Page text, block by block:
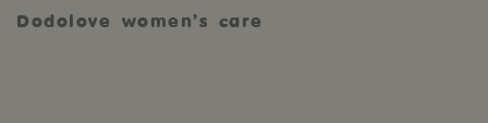
Dodolove women’s care